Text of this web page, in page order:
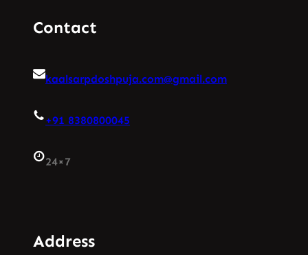
Contact
kaalsarpdoshpuja.com@gmail.com
+91 8380800045
24×7
Address